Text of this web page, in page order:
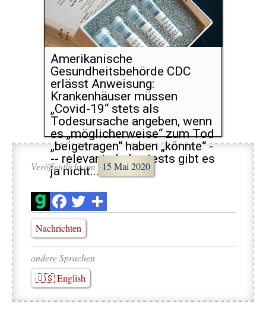
Amerikanische
Gesundheitsbehörde CDC
erlässt Anweisung:
Krankenhäuser müssen
„Covid-19“ stets als
Todesursache angeben, wenn
es „möglicherweise“ zum Tod
„beigetragen“ haben „könnte“ -
-- relevante Labortests gibt es
ja nicht...
Veröffentlicht am 15 Mai 2020
Nachrichten
andere Sprachen
🇺🇸 English